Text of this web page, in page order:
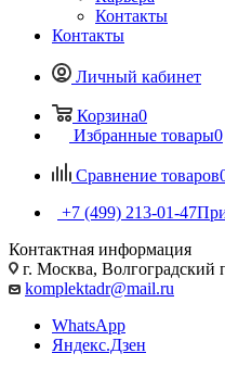
Контакты
Контакты
Личный кабинет
Корзина0
Избранные товары0
Сравнение товаров
+7 (499) 213-01-47
Контактная информация
г. Москва, Волгоградский
komplektadr@mail.ru
WhatsApp
Яндекс.Дзен